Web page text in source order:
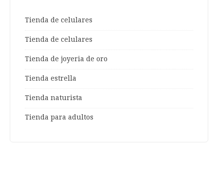
Tienda de celulares
Tienda de celulares
Tienda de joyeria de oro
Tienda estrella
Tienda naturista
Tienda para adultos